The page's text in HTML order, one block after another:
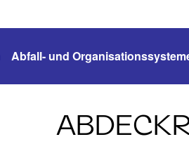
Abfall- und